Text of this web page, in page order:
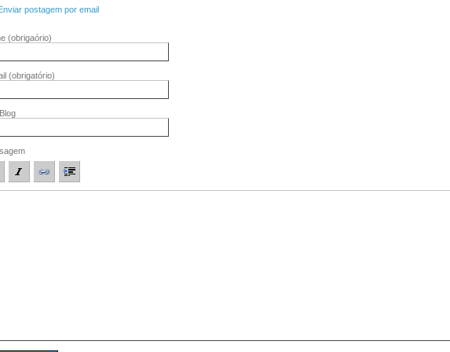
Enviar postagem por email
(obrigaório)
(obrigatório)